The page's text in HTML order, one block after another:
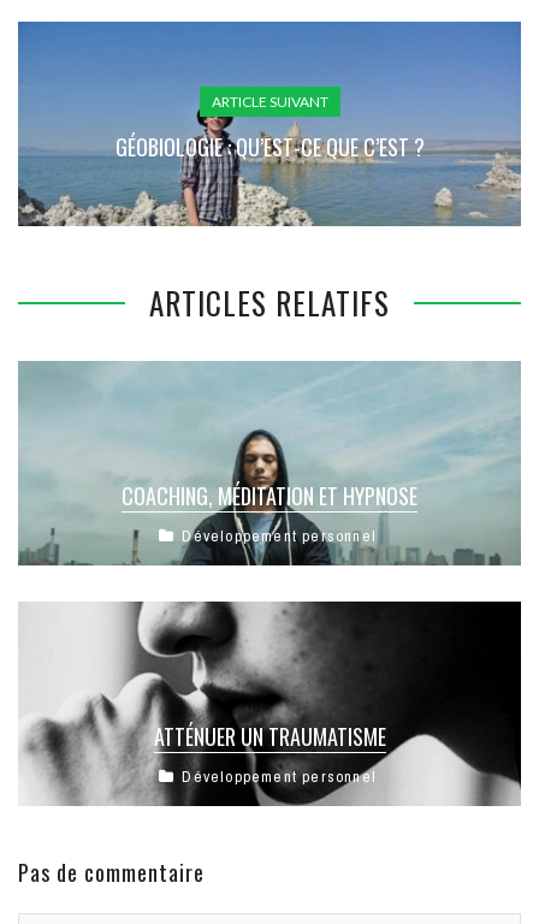
ARTICLE SUIVANT
GÉOBIOLOGIE : QU’EST-CE QUE C’EST ?
ARTICLES RELATIFS
COACHING, MÉDITATION ET HYPNOSE
Développement personnel
ATTÉNUER UN TRAUMATISME
Développement personnel
Pas de commentaire